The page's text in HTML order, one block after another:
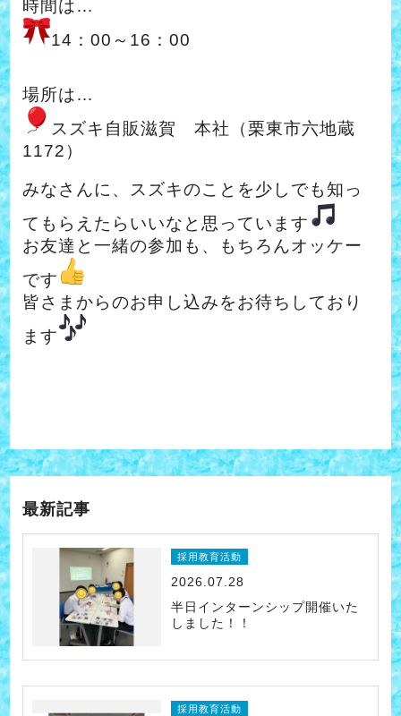
時間は…
14：00～16：00
場所は…
スズキ自販滋賀 本社（栗東市六地蔵
1172）
みなさんに、スズキのことを少しでも知っ
てもらえたらいいなと思っています
お友達と一緒の参加も、もちろんオッケー
です
皆さまからのお申し込みをお待ちしており
ます
最新記事
採用教育活動
2026.07.28
半日インターンシップ開催いた
しました！！
採用教育活動